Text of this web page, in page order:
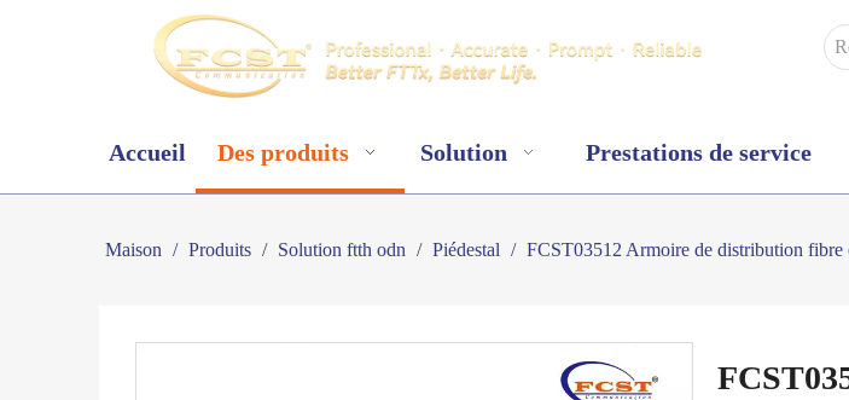
Accueil Des produits Solution Prestations de service
Maison / Produits / Solution ftth odn / Piédestal / FCST03512 Armoire de distribution fibre